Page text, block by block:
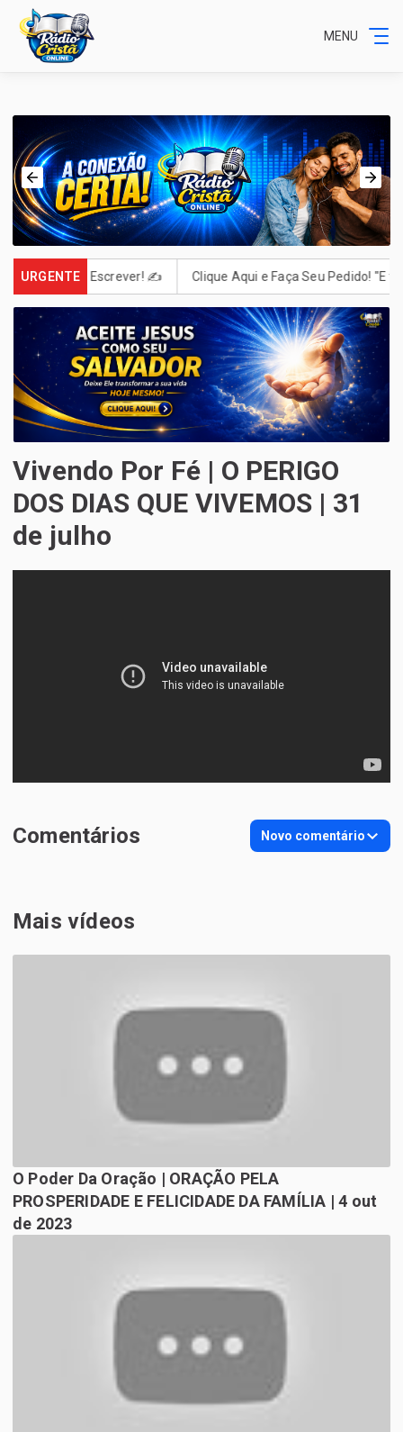
MENU
URGENTE
Deus. Escrever! ✍️ Clique Aqui e Faça Seu Pedido! "E tudo o
Vivendo Por Fé | O PERIGO
DOS DIAS QUE VIVEMOS | 31
de julho
Mais vídeos
O Poder Da Oração | ORAÇÃO PELA
PROSPERIDADE E FELICIDADE DA FAMÍLIA | 4 out
de 2023
Comentários Novo comentário